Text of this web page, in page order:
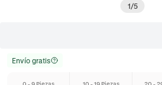
1/5
Envío gratis